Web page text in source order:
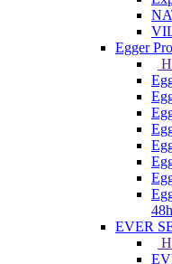
Egger
48h
EVER